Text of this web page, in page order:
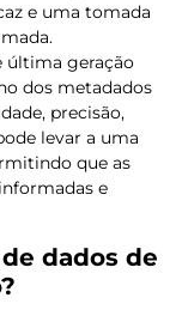
e uma tomada
última geração
dos metadados
precisão,
levar a uma
que as
e
dados de